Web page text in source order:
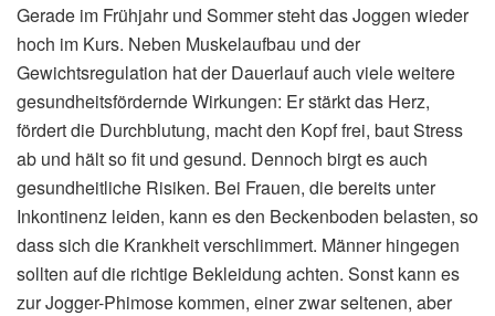
Gerade im Frühjahr und Sommer steht das Joggen wieder
hoch im Kurs. Neben Muskelaufbau und der
Gewichtsregulation hat der Dauerlauf auch viele weitere
gesundheitsfördernde Wirkungen: Er stärkt das Herz,
fördert die Durchblutung, macht den Kopf frei, baut Stress
ab und hält so fit und gesund. Dennoch birgt es auch
gesundheitliche Risiken. Bei Frauen, die bereits unter
Inkontinenz leiden, kann es den Beckenboden belasten, so
dass sich die Krankheit verschlimmert. Männer hingegen
sollten auf die richtige Bekleidung achten. Sonst kann es
zur Jogger-Phimose kommen, einer zwar seltenen, aber